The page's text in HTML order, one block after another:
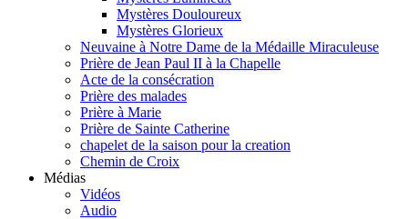
Mystères Douloureux
Mystères Glorieux
Neuvaine à Notre Dame de la Médaille Miraculeuse
Prière de Jean Paul II à la Chapelle
Acte de la consécration
Prière des malades
Prière à Marie
Prière de Sainte Catherine
chapelet de la saison pour la creation
Chemin de Croix
Médias
Vidéos
Audio